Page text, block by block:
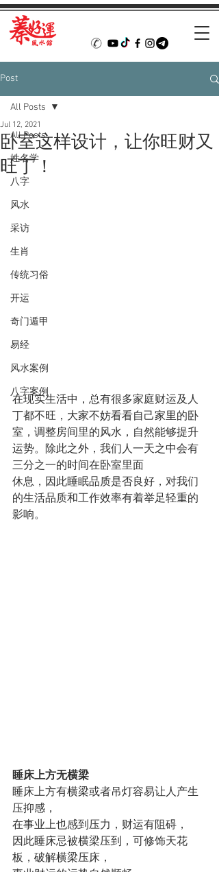
Post
All Posts
姓名学
八字
风水
采访
生肖
传统习俗
开运
奇门遁甲
易经
风水案例
八字案例
All Posts
卧室这样设计，让你旺财又
旺丁！
Jul 12, 2021
在现实生活中，总有很多家庭财运及人
丁都不旺，大家不妨看看自己家里的卧
室，调整房间里的风水，自然能够提升
运势。除此之外，我们人一天之中会有
三分之一的时间在卧室里面
休息，因此睡眠品质是否良好，对我们
的生活品质和工作效率有着举足轻重的
影响。
睡床上方无横梁
睡床上方有横梁或者吊灯容易让人产生
压抑感，
在事业上也感到压力，财运有阻碍，
因此睡床忌被横梁压到，可修饰天花
板，破解横梁压床，